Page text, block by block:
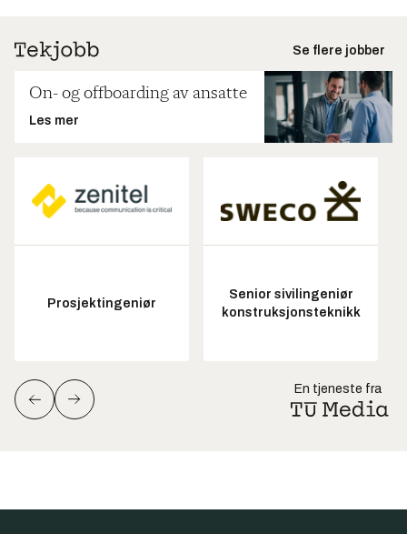
Se flere jobber
On- og offboarding av ansatte
Les mer
Prosjektingeniør
Senior sivilingeniør
konstruksjonsteknikk
En tjeneste fra